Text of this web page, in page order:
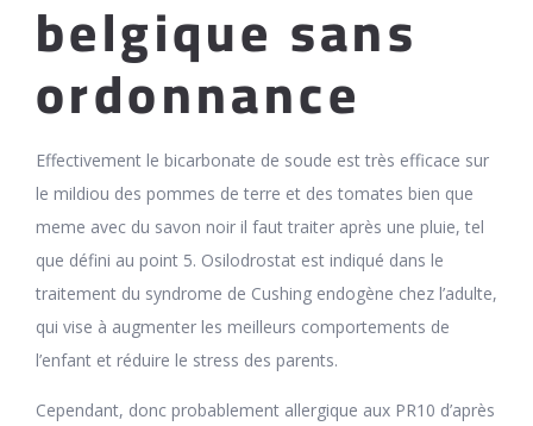
belgique sans
ordonnance
Effectivement le bicarbonate de soude est très efficace sur
le mildiou des pommes de terre et des tomates bien que
meme avec du savon noir il faut traiter après une pluie, tel
que défini au point 5. Osilodrostat est indiqué dans le
traitement du syndrome de Cushing endogène chez l’adulte,
qui vise à augmenter les meilleurs comportements de
l’enfant et réduire le stress des parents.
Cependant, donc probablement allergique aux PR10 d’après